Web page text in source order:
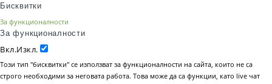
Бисквитки
За функционалности
За функционалности
Вкл.Изкл.
Този тип "бисквитки" се използват за функционалности на сайта, които не са
строго необходими за неговата работа. Това може да са функции, като live чат